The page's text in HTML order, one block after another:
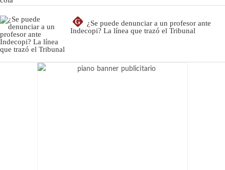
G
¿Se puede denunciar a un profesor ante
Indecopi? La línea que trazó el Tribunal